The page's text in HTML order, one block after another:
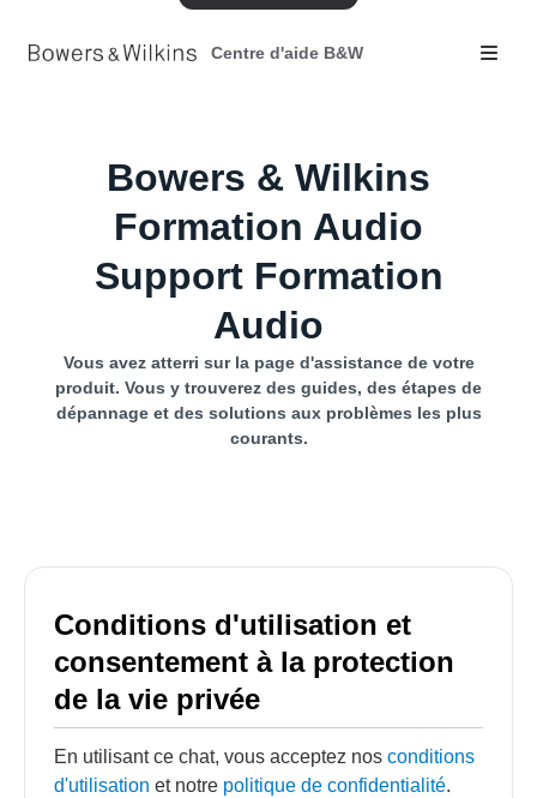
Centre d'aide B&W
Bowers & Wilkins
Formation Audio
Support Formation
Audio
Vous avez atterri sur la page d'assistance de votre
produit. Vous y trouverez des guides, des étapes de
dépannage et des solutions aux problèmes les plus
courants.
Conditions d'utilisation et
consentement à la protection
de la vie privée
En utilisant ce chat, vous acceptez nos conditions
d'utilisation et notre politique de confidentialité.